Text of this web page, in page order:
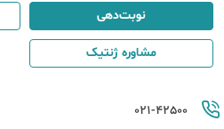
021-42500
نوبت‌دهی
مشاوره ژنتیک